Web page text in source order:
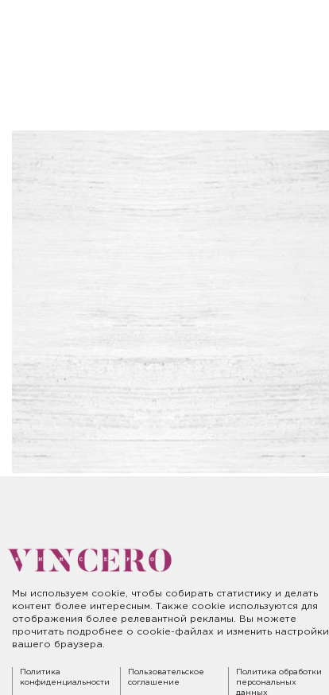
Мы используем cookie, чтобы собирать статистику и делать
контент более интересным. Также cookie используются для
отображения более релевантной рекламы. Вы можете
прочитать подробнее о cookie-файлах и изменить настройки
вашего браузера.
Политика
конфиденциальности
Пользовательское
соглашение
Политика обработки
персональных
данных